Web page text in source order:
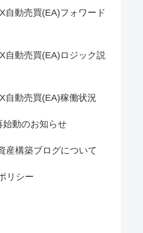
自動売買(EA)フォワード
自動売買(EA)ロジック説
自動売買(EA)稼働状況
始動のお知らせ
産構築ブログについて
リシー